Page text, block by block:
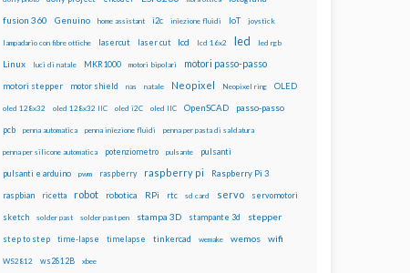
fusion 360 Genuino home assistant i2c iniezione fluidi IoT joystick
lampadario con fibre ottiche lasercut laser cut lcd lcd 16x2 led led rgb
Linux luci di natale MKR1000 motori bipolari motori passo-passo
motori stepper motor shield nas natale Neopixel Neopixel ring OLED
oled 128x32 oled 128x32 IIC oled i2C oled IIC OpenSCAD passo-passo
pcb penna automatica penna iniezione fluidi penna per pasta di saldatura
penna per silicone automatica potenziometro pulsante pulsanti
pulsanti e arduino pwm raspberry raspberry pi Raspberry Pi 3
raspbian ricetta robot robotica RPi rtc sd card servo servomotori
sketch solder past solder past pen stampa 3D stampante 3d stepper
step to step time-lapse timelapse tinkercad wemake wemos wifi
WS2812 ws2812B xbee